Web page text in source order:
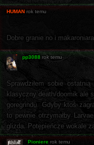
HUMAN rok temu
Dobre granie no i
pp3088 rok temu
Sprawdziłem sobie
klasyczny death/doomik ale
goregrindu. Gdyby ktoś
to pewnie otrzymałby
glizda. Potępieńcze wokale
Pioniere rok temu